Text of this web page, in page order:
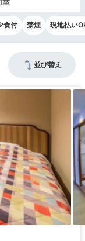
食付 禁煙 現地払い
並び替え